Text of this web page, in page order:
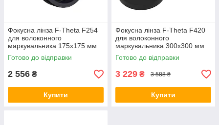
Фокусна лінза F-Theta F254
для волоконного
маркувальника 175x175 мм
Готово до відправки
2 556 ₴
Купити
Фокусна лінза F-Theta F420
для волоконного
маркувальника 300x300 мм
Готово до відправки
3 229 ₴ 3 588 ₴
Купити